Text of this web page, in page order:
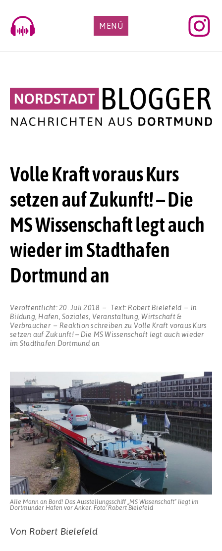
content
MENÜ
Volle Kraft voraus Kurs
setzen auf Zukunft! – Die
MS Wissenschaft legt auch
wieder im Stadthafen
Dortmund an
Veröffentlicht:20. Juli 2018 Text:Robert Bielefeld
In
Bildung, Hafen, Soziales, Veranstaltung,Wirtschaft &
Verbraucher
Reaktion schreiben zu Volle Kraft voraus Kurs
setzen auf Zukunft! – Die MS Wissenschaft legt auch wieder
im Stadthafen Dortmund an
Alle Mann an Bord! Das Ausstellungsschiff „MS Wissenschaft“ liegt im
Dortmunder Hafen vor Anker. Foto: Robert Bielefeld
Von Robert Bielefeld